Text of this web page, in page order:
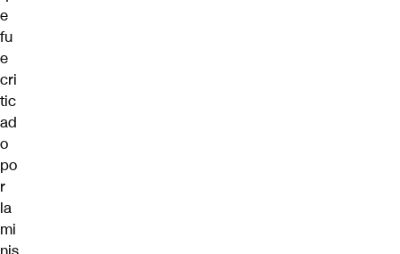
e
fu
e
cri
tic
ad
o
po
r
la
mi